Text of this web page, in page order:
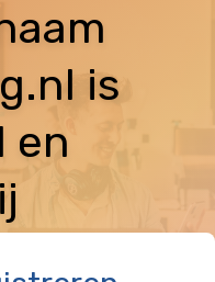
is
en